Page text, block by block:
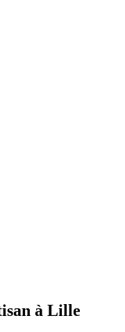
à Lille